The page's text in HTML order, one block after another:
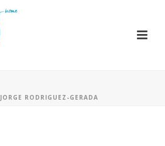
JORGE RODRIGUEZ-GERADA